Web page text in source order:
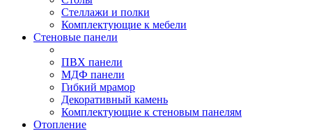
Стеллажи и полки
Комплектующие к мебели
Стеновые панели
ПВХ панели
МДФ панели
Гибкий мрамор
Декоративный камень
Комплектующие к стеновым панелям
Отопление